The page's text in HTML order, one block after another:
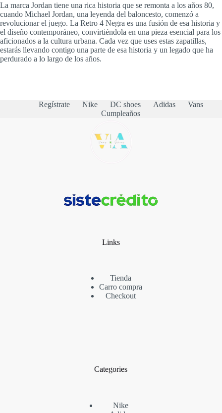
La marca Jordan tiene una rica historia que se remonta a los años 80,
cuando Michael Jordan, una leyenda del baloncesto, comenzó a
revolucionar el juego. La Retro 4 Negra es una fusión de esa historia y
el diseño contemporáneo, convirtiéndola en una pieza esencial para los
aficionados a la cultura urbana. Cada vez que uses estas zapatillas,
estarás llevando contigo una parte de esa historia y un legado que ha
perdurado a lo largo de los años.
Regístrate Nike DC shoes Adidas
Vans
Cumpleaños
Links
Tienda
Carro compra
Checkout
Categories
Nike